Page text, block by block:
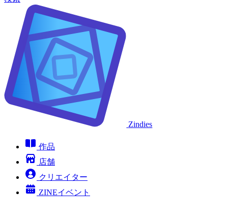
Zindies
作品
店舗
クリエイター
ZINEイベント